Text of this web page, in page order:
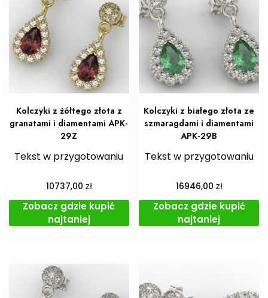
Kolczyki z żółtego złota z
granatami i diamentami APK-
29Z
Tekst w przygotowaniu
10737,00 zł
Zobacz gdzie kupić
najtaniej
Kolczyki z białego złota ze
szmaragdami i diamentami
APK-29B
Tekst w przygotowaniu
16946,00 zł
Zobacz gdzie kupić
najtaniej